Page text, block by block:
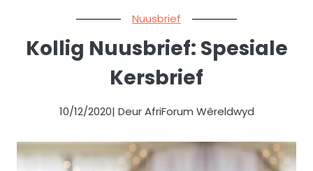
Nuusbrief
Kollig Nuusbrief: Spesiale
Kersbrief
10/12/2020| Deur AfriForum Wêreldwyd